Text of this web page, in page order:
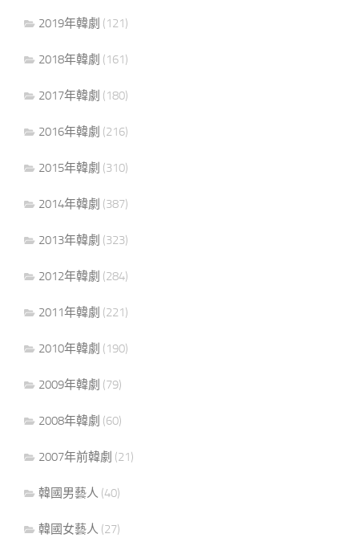
2019年韓劇 (121)
2018年韓劇 (161)
2017年韓劇 (180)
2016年韓劇 (216)
2015年韓劇 (310)
2014年韓劇 (387)
2013年韓劇 (323)
2012年韓劇 (284)
2011年韓劇 (221)
2010年韓劇 (190)
2009年韓劇 (79)
2008年韓劇 (60)
2007年前韓劇 (21)
韓國男藝人 (40)
韓國女藝人 (27)